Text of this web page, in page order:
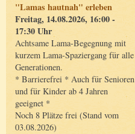
"Lamas hautnah" erleben
Freitag, 14.08.2026, 16:00 -
17:30 Uhr
Achtsame Lama-Begegnung mit
kurzem Lama-Spaziergang für alle
Generationen.
* Barrierefrei * Auch für Senioren
und für Kinder ab 4 Jahren
geeignet *
Noch 8 Plätze frei (Stand vom
03.08.2026)